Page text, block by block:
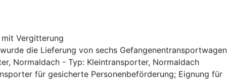
Vergitterung
die Lieferung von sechs Gefangenentransportwagen
Normaldach - Typ: Kleintransporter, Normaldach
für gesicherte Personenbeförderung; Eignung für